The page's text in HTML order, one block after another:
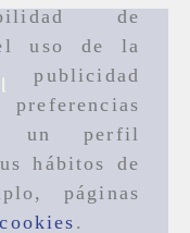
de
uso de la
un perfil
hábitos de
páginas
.